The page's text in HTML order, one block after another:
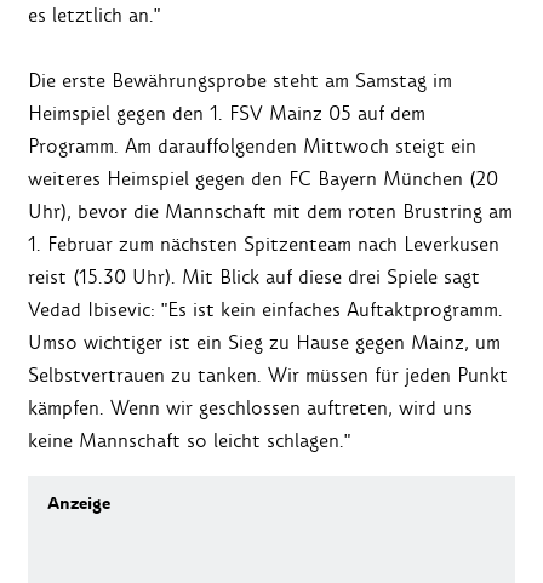
es letztlich an."
Die erste Bewährungsprobe steht am Samstag im
Heimspiel gegen den 1. FSV Mainz 05 auf dem
Programm. Am darauffolgenden Mittwoch steigt ein
weiteres Heimspiel gegen den FC Bayern München (20
Uhr), bevor die Mannschaft mit dem roten Brustring am
1. Februar zum nächsten Spitzenteam nach Leverkusen
reist (15.30 Uhr). Mit Blick auf diese drei Spiele sagt
Vedad Ibisevic: "Es ist kein einfaches Auftaktprogramm.
Umso wichtiger ist ein Sieg zu Hause gegen Mainz, um
Selbstvertrauen zu tanken. Wir müssen für jeden Punkt
kämpfen. Wenn wir geschlossen auftreten, wird uns
keine Mannschaft so leicht schlagen."